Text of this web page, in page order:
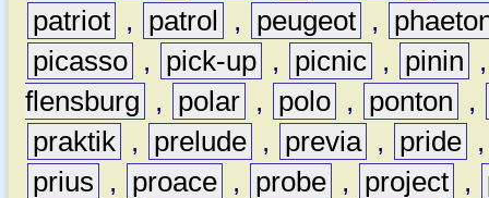
patriot , patrol , peugeot ,
picasso , pick-up , picnic , pinin
flensburg
, polar , polo , ponton
,
praktik , prelude , previa , pride
prius
, proace , probe , project ,